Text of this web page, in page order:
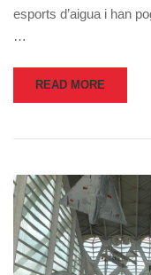
esports d’aigua i han
…
READ MORE